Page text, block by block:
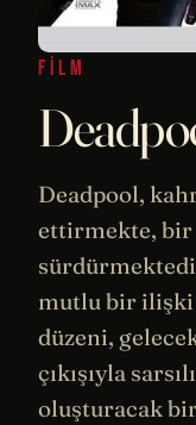
FILM
Deadpool,
ettirmekte, bir
mutlu bir ilişki
düzeni,
çıkışıyla
oluşturacak